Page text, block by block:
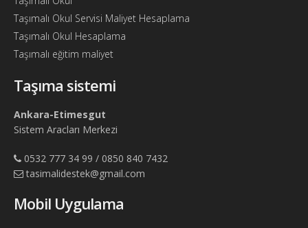
Taşımalı Okul Servisi Maliyet Hesaplama
Taşımalı Okul Hesaplama
Taşımalı eğitim maliyet
Taşıma sistemi
Ankara-Etimesgut
Sistem Aracları Merkezi
0532 777 34 99 / 0850 840 7432
tasimalidestek@gmail.com
Mobil Uygulama